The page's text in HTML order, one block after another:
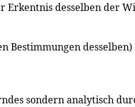
Erkentnis desselben der
Bestimmungen
sondern analytisch